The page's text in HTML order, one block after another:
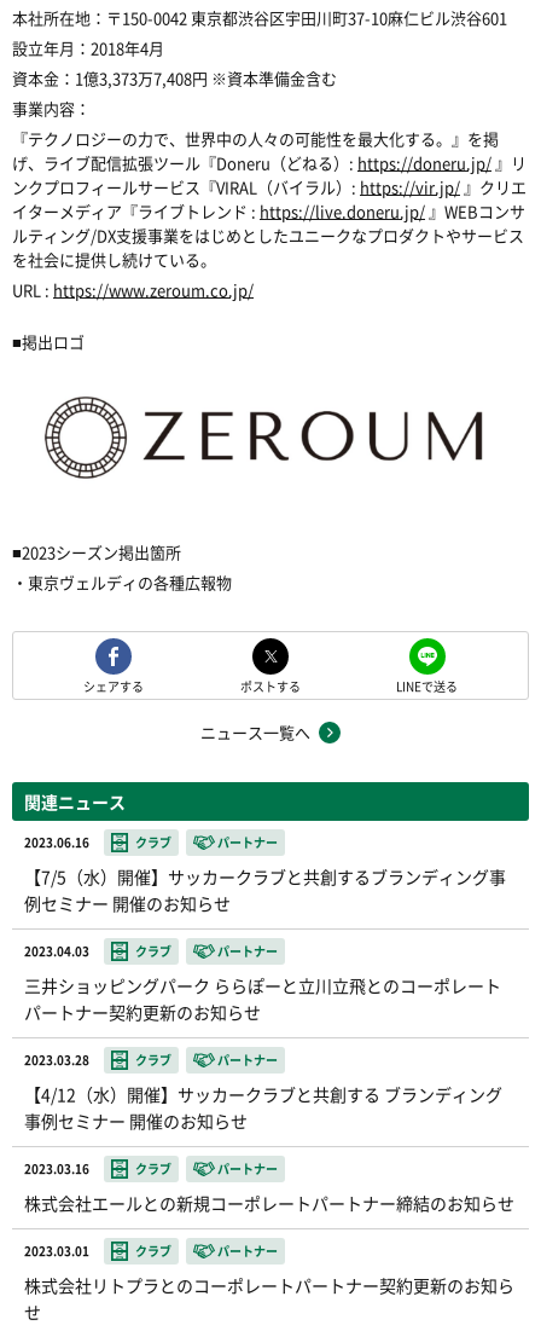
本社所在地： 〒150-0042 東京都渋谷区宇田川町37-10麻仁ビル渋谷601
設立年月： 2018年4月
資本金： 1億3,373万7,408円 ※資本準備金含む
事業内容：
『テクノロジーの力で、世界中の人々の可能性を最大化する。』を掲
げ、 ライブ配信拡張ツール『Doneru （どねる） : https://doneru.jp/ 』 リ
ンクプロフィールサービス『VIRAL （バイラル） : https://vir.jp/ 』 クリエ
イターメディア『ライブトレンド : https://live.doneru.jp/ 』 WEBコンサ
ルティング/DX支援事業をはじめとしたユニークなプロダクトやサービス
を社会に提供し続けている。
URL : https://www.zeroum.co.jp/
■掲出ロゴ
■2023シーズン掲出箇所
・東京ヴェルディの各種広報物
シェアする ポストする LINEで送る
ニュース一覧へ
関連ニュース
2023.06.16 クラブ パートナー
【7/5（水）開催】サッカークラブと共創するブランディング事
例セミナー 開催のお知らせ
2023.04.03 クラブ パートナー
三井ショッピングパーク ららぽーと立川立飛とのコーポレート
パートナー契約更新のお知らせ
2023.03.28 クラブ パートナー
【4/12（水）開催】サッカークラブと共創する ブランディング
事例セミナー 開催のお知らせ
2023.03.16 クラブ パートナー
株式会社エールとの新規コーポレートパートナー締結のお知らせ
2023.03.01 クラブ パートナー
株式会社リトプラとのコーポレートパートナー契約更新のお知ら
せ